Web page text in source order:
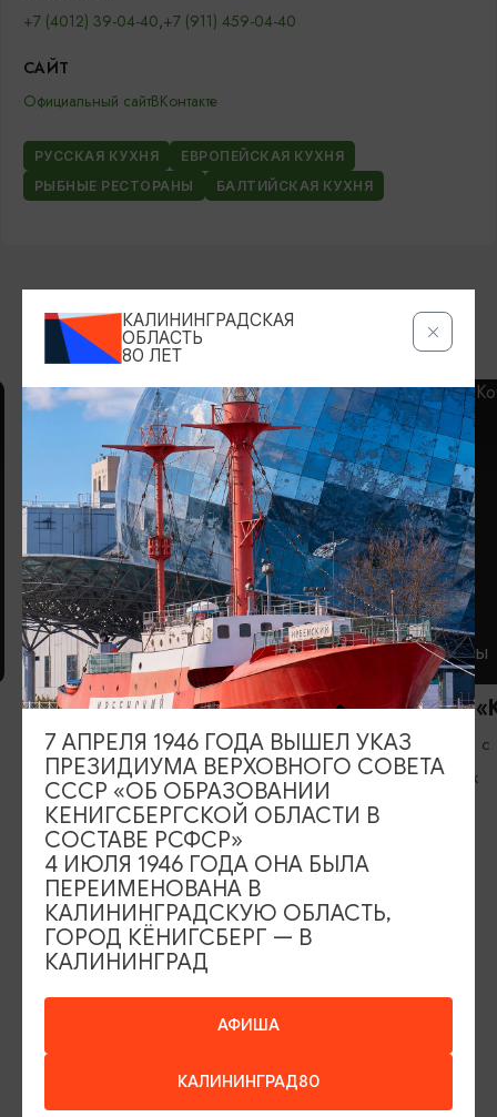
+7 (4012) 39-04-40,+7 (911) 459-04-40
САЙТ
Официальный сайтВКонтакте
РУССКАЯ КУХНЯ
ЕВРОПЕЙСКАЯ КУХНЯ
РЫБНЫЕ РЕСТОРАНЫ
БАЛТИЙСКАЯ КУХНЯ
ВОЗМОЖНО ВАС ЗАИНТЕРЕСУЕТ
КАФЕ
Кафе «Чулан»
Вс-Пт: 11:00-21:00, Сб: 13:00-21:00
Правдинск
РЕСТОРАНЫ
Ресторан
Ежедневно
Черняховск
ИЩИТЕ ТАКЖЕ НА НАШЕМ САЙТЕ
Серебряное ожерелье
Электронная виза
Туры и экскурсии
Сувениры
КАЛИНИНГРАДСКАЯ
ОБЛАСТЬ
80 ЛЕТ
АФИША
КАЛИНИНГРАД80
7 АПРЕЛЯ 1946 ГОДА ВЫШЕЛ УКАЗ
ПРЕЗИДИУМА ВЕРХОВНОГО СОВЕТА
СССР «ОБ ОБРАЗОВАНИИ
КЕНИГСБЕРГСКОЙ ОБЛАСТИ В
СОСТАВЕ РСФСР»
4 ИЮЛЯ 1946 ГОДА ОНА БЫЛА
ПЕРЕИМЕНОВАНА В
КАЛИНИНГРАДСКУЮ ОБЛАСТЬ,
ГОРОД КЁНИГСБЕРГ — В
КАЛИНИНГРАД